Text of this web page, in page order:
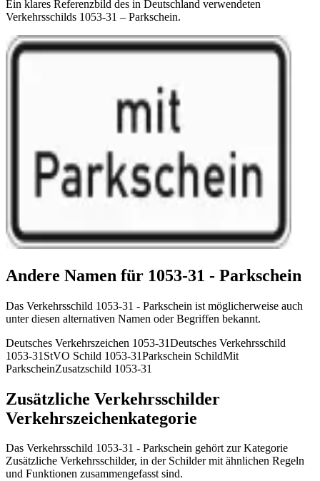
Ein klares Referenzbild des in Deutschland verwendeten
Verkehrsschilds 1053-31 – Parkschein.
Andere Namen für 1053-31 - Parkschein
Das Verkehrsschild 1053-31 - Parkschein ist möglicherweise auch
unter diesen alternativen Namen oder Begriffen bekannt.
Deutsches Verkehrszeichen 1053-31Deutsches Verkehrsschild
1053-31 StVO Schild 1053-31Parkschein SchildMit
ParkscheinZusatzschild 1053-31
Zusätzliche Verkehrsschilder
Verkehrszeichenkategorie
Das Verkehrsschild 1053-31 - Parkschein gehört zur Kategorie
Zusätzliche Verkehrsschilder, in der Schilder mit ähnlichen Regeln
und Funktionen zusammengefasst sind.